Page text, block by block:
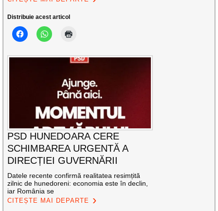
Distribuie acest articol
PSD HUNEDOARA CERE
SCHIMBAREA URGENTĂ A
DIRECȚIEI GUVERNĂRII
Datele recente confirmă realitatea resimțită
zilnic de hunedoreni: economia este în declin,
iar România se
CITEȘTE MAI DEPARTE